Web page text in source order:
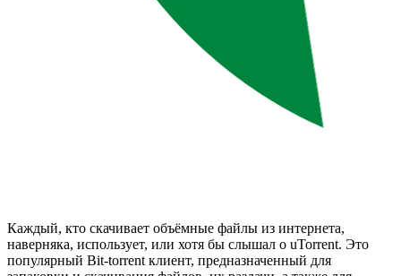
Каждый, кто скачивает объёмные файлы из интернета,
наверняка, использует, или хотя бы слышал о uTorrent. Это
популярный Bit-torrent клиент, предназначенный для